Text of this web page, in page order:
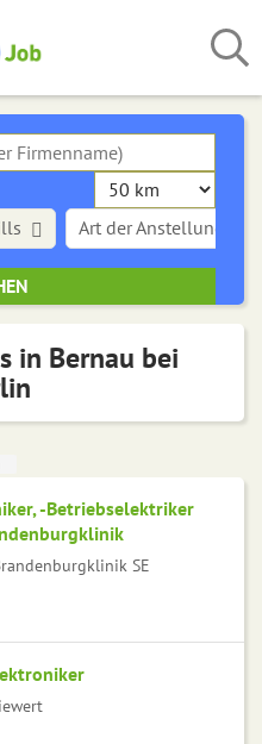
Art der Anstellung
in Bernau bei
-Betriebselektriker
SE